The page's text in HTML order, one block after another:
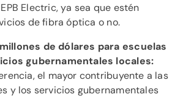
Electric, ya sea que estén
de fibra óptica o no.
de dólares para escuelas
gubernamentales locales:
el mayor contribuyente a las
y los servicios gubernamentales